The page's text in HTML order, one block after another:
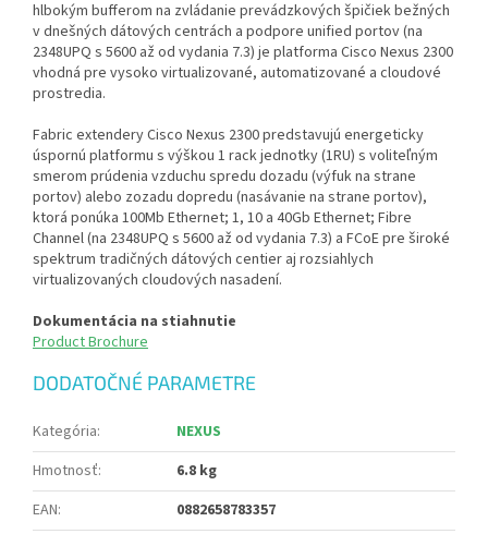
hlbokým bufferom na zvládanie prevádzkových špičiek bežných
v dnešných dátových centrách a podpore unified portov (na
2348UPQ s 5600 až od vydania 7.3) je platforma Cisco Nexus 2300
vhodná pre vysoko virtualizované, automatizované a cloudové
prostredia.
Fabric extendery Cisco Nexus 2300 predstavujú energeticky
úspornú platformu s výškou 1 rack jednotky (1RU) s voliteľným
smerom prúdenia vzduchu spredu dozadu (výfuk na strane
portov) alebo zozadu dopredu (nasávanie na strane portov),
ktorá ponúka 100Mb Ethernet; 1, 10 a 40Gb Ethernet; Fibre
Channel (na 2348UPQ s 5600 až od vydania 7.3) a FCoE pre široké
spektrum tradičných dátových centier aj rozsiahlych
virtualizovaných cloudových nasadení.
Dokumentácia na stiahnutie
Product Brochure
DODATOČNÉ PARAMETRE
Kategória:
NEXUS
Hmotnosť:
6.8 kg
EAN:
0882658783357